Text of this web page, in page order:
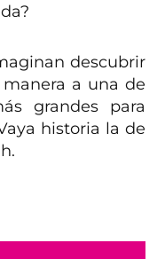
descubrir
manera a una de
grandes para
historia la de